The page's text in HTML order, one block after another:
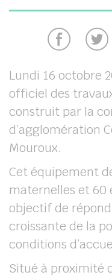
Lundi 16 octobre
officiel des
construit par la
d’agglomération
Mouroux.
Cet équipement
maternelles et 60
objectif de
croissante de la
conditions
Situé à proximité